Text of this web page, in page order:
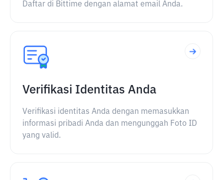
Daftar di Bittime dengan alamat email Anda.
Verifikasi Identitas Anda
Verifikasi identitas Anda dengan memasukkan
informasi pribadi Anda dan mengunggah Foto ID
yang valid.